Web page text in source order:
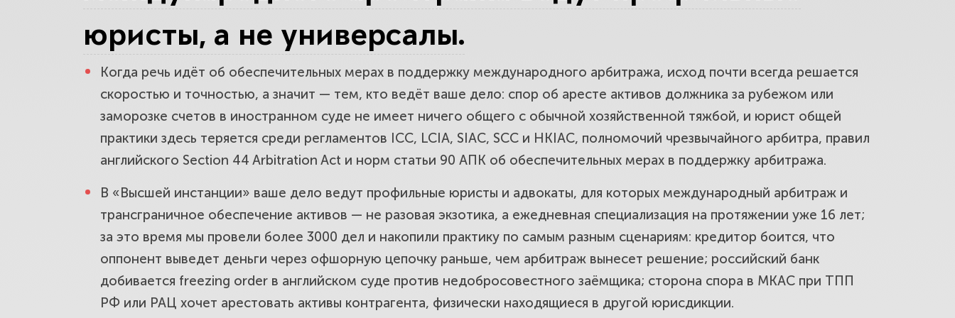
перед арестом.
Раскрытие информации и назначение управляющих активами против
спрятанного имущества должника.
Обеспечительные меры при оспаривании арбитражного решения: удержать
активы до финала спора.
Стратегия ареста активов и исполнения решения: как заморозка превращается в
реальные деньги.
юристы, а не универсалы.
Когда речь идёт об обеспечительных мерах в поддержку международного арбитража, исход почти всегда решается
скоростью и точностью, а значит — тем, кто ведёт ваше дело: спор об аресте активов должника за рубежом или
заморозке счетов в иностранном суде не имеет ничего общего с обычной хозяйственной тяжбой, и юрист общей
практики здесь теряется среди регламентов ICC, LCIA, SIAC, SCC и HKIAC, полномочий чрезвычайного арбитра, правил
английского Section 44 Arbitration Act и норм статьи 90 АПК об обеспечительных мерах в поддержку арбитража.
В «Высшей инстанции» ваше дело ведут профильные юристы и адвокаты, для которых международный арбитраж и
трансграничное обеспечение активов — не разовая экзотика, а ежедневная специализация на протяжении уже 16 лет;
за это время мы провели более 3000 дел и накопили практику по самым разным сценариям: кредитор боится, что
оппонент выведет деньги через офшорную цепочку раньше, чем арбитраж вынесет решение; российский банк
добивается freezing order в английском суде против недобросовестного заёмщика; сторона спора в МКАС при ТПП
РФ или РАЦ хочет арестовать активы контрагента, физически находящиеся в другой юрисдикции.